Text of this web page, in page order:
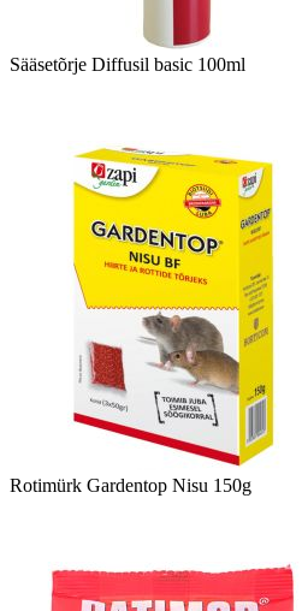
Sääsetõrje Diffusil basic 100ml
Rotimürk Gardentop Nisu 150g